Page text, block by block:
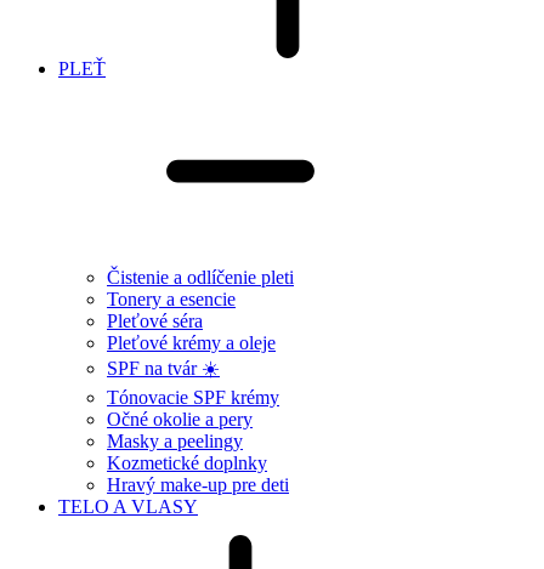
PLEŤ
Čistenie a odlíčenie pleti
Tonery a esencie
Pleťové séra
Pleťové krémy a oleje
SPF na tvár ☀️
Tónovacie SPF krémy
Očné okolie a pery
Masky a peelingy
Kozmetické doplnky
Hravý make-up pre deti
TELO A VLASY